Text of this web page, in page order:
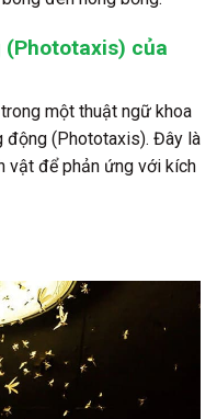
(Phototaxis) của
một thuật ngữ khoa
động (Phototaxis). Đây là
vật để phản ứng với kích